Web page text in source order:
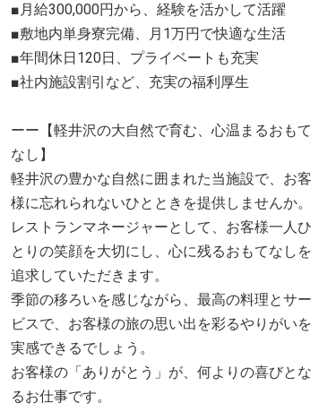
■月給300,000円から、経験を活かして活躍
■敷地内単身寮完備、月1万円で快適な生活
■年間休日120日、プライベートも充実
■社内施設割引など、充実の福利厚生
ーー【軽井沢の大自然で育む、心温まるおもて
なし】
軽井沢の豊かな自然に囲まれた当施設で、お客
様に忘れられないひとときを提供しませんか。
レストランマネージャーとして、お客様一人ひ
とりの笑顔を大切にし、心に残るおもてなしを
追求していただきます。
季節の移ろいを感じながら、最高の料理とサー
ビスで、お客様の旅の思い出を彩るやりがいを
実感できるでしょう。
お客様の「ありがとう」が、何よりの喜びとな
るお仕事です。